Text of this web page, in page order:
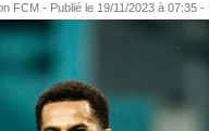
FCM - Publié le 19/11/2023 à 07:35 -